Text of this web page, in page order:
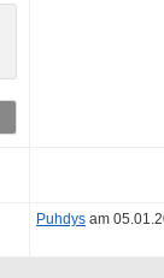
Puhdys am